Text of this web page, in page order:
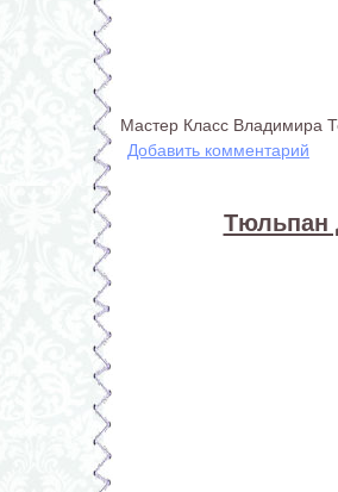
Мастер Класс Владимира
Добавить комментарий
Тюльпан